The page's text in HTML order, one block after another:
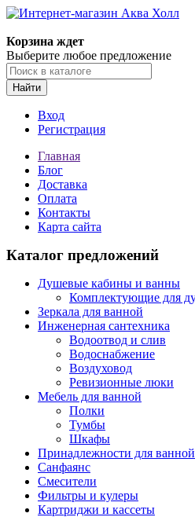
Корзина ждет
Выберите любое предложение
Найти
Вход
Регистрация
Главная
Блог
Доставка
Оплата
Контакты
Карта сайта
Каталог предложений
Душевые кабины и ванны
Комплектующие для
Зеркала для ванной
Инженерная сантехника
Водоотвод и слив
Водоснабжение
Воздуховод
Ревизионные люки
Мебель для ванной
Полки
Тумбы
Шкафы
Принадлежности для ванной
Санфаянс
Смесители
Фильтры и кулеры
Картриджи и кассеты